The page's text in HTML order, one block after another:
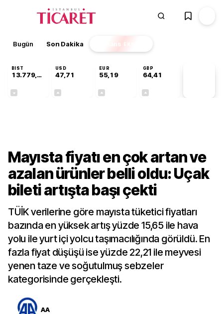
Bugün Son Dakika Finans EKSTRA
BIST
13.779,39
USD
47,71
EUR
55,19
GBP
64,41
Mayısta fiyatı en çok artan ve
azalan ürünler belli oldu: Uçak
bileti artışta başı çekti
TÜİK verilerine göre mayısta tüketici fiyatları
bazında en yüksek artış yüzde 15,65 ile hava
yolu ile yurt içi yolcu taşımacılığında görüldü. En
fazla fiyat düşüşü ise yüzde 22,21 ile meyvesi
yenen taze ve soğutulmuş sebzeler
kategorisinde gerçekleşti.
AA